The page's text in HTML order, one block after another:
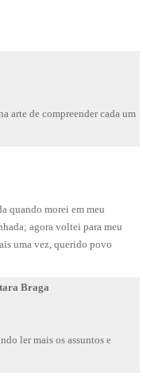
arte de compreender cada um
quando morei em meu
agora voltei para meu
uma vez, querido povo
Braga
ler mais os assuntos e